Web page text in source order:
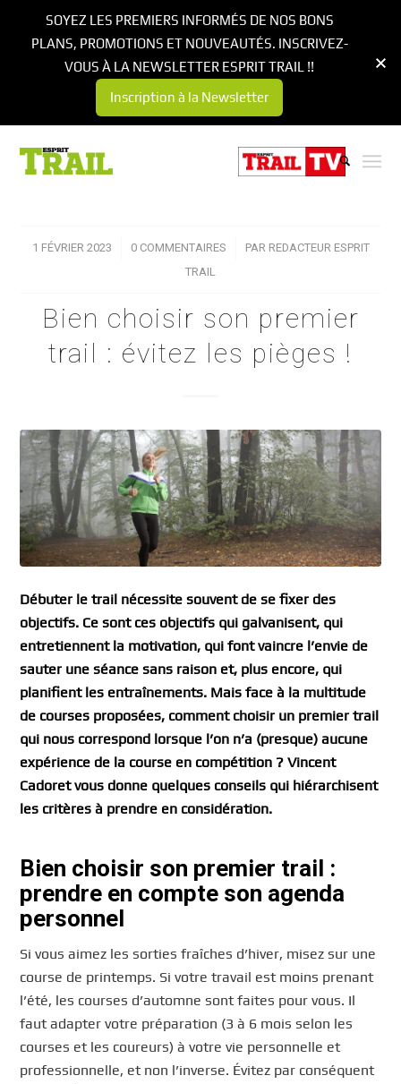
1 FÉVRIER 2023
/ 0 COMMENTAIRES
/ PAR REDACTEUR ESPRIT
TRAIL
Bien choisir son premier
trail : évitez les pièges !
Débuter le trail nécessite souvent de se fixer des
objectifs. Ce sont ces objectifs qui galvanisent, qui
entretiennent la motivation, qui font vaincre l’envie de
sauter une séance sans raison et, plus encore, qui
planifient les entraînements. Mais face à la multitude
de courses proposées, comment choisir un premier trail
qui nous correspond lorsque l’on n’a (presque) aucune
expérience de la course en compétition ? Vincent
Cadoret vous donne quelques conseils qui hiérarchisent
les critères à prendre en considération.
Bien choisir son premier trail :
prendre en compte son agenda
personnel
Si vous aimez les sorties fraîches d’hiver, misez sur une
course de printemps. Si votre travail est moins prenant
l’été, les courses d’automne sont faites pour vous. Il
faut adapter votre préparation (3 à 6 mois selon les
courses et les coureurs) à votre vie personnelle et
professionnelle, et non l’inverse. Évitez par conséquent
SOYEZ LES PREMIERS INFORMÉS DE NOS BONS
PLANS, PROMOTIONS ET NOUVEAUTÉS. INSCRIVEZ-
VOUS À LA NEWSLETTER ESPRIT TRAIL !!
Inscription à la Newsletter